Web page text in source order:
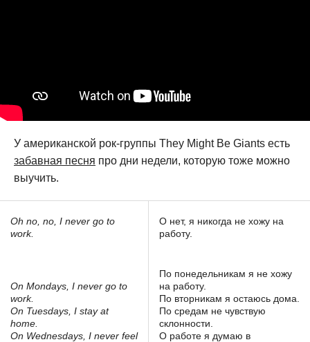
У американской рок-группы They Might Be Giants есть
забавная песня про дни недели, которую тоже можно
выучить.
Oh no, no, I never go to
work.
О нет, я никогда не хожу на
работу.
On Mondays, I never go to
work.
On Tuesdays, I stay at
home.
On Wednesdays, I never feel
По понедельникам я не хожу
на работу.
По вторникам я остаюсь дома.
По средам не чувствую
склонности.
О работе я думаю в